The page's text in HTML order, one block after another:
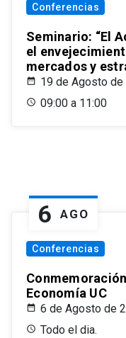
Conferencias
Seminario: “El
el
mercados y
19 de Agosto de
09:00 a 11:00
6 AGO
Conferencias
Economía UC
6 de Agosto de
Todo el dia.